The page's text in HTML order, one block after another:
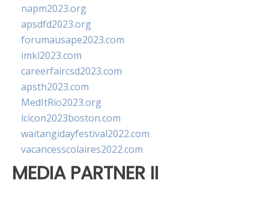
napm2023.org
apsdfd2023.org
forumausape2023.com
imkl2023.com
careerfaircsd2023.com
apsth2023.com
MedItRio2023.org
lcicon2023boston.com
waitangidayfestival2022.com
vacancesscolaires2022.com
MEDIA PARTNER II